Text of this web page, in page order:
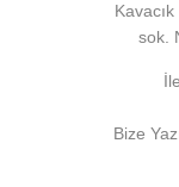
sok.
Bize